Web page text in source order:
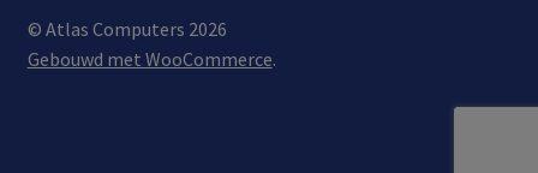
© Atlas Computers 2026
Gebouwd met WooCommerce.